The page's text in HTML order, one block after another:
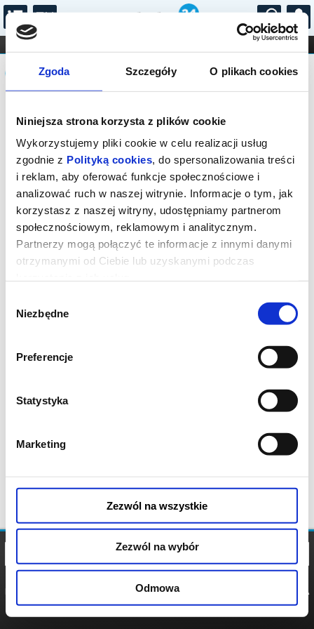
Zgoda Szczegóły O plikach cookies
Niniejsza strona korzysta z plików cookie
Wykorzystujemy pliki cookie w celu realizacji usług
zgodnie z Polityką cookies, do spersonalizowania treści
i reklam, aby oferować funkcje społecznościowe i
analizować ruch w naszej witrynie. Informacje o tym, jak
korzystasz z naszej witryny, udostępniamy partnerom
społecznościowym, reklamowym i analitycznym.
Partnerzy mogą połączyć te informacje z innymi danymi
otrzymanymi od Ciebie lub uzyskanymi podczas
zgody
Niezbędne
Preferencje
Statystyka
Marketing
Zezwól na wszystkie
Zezwól na wybór
Odmowa
...
FILHARMONIA OPERA I BALET
STAND-UP
DLA DZIECI
Komunikat
Sprzedaż biletów on-line na wydarzenie
została zakończona.
POLITYKA
POLITYKA